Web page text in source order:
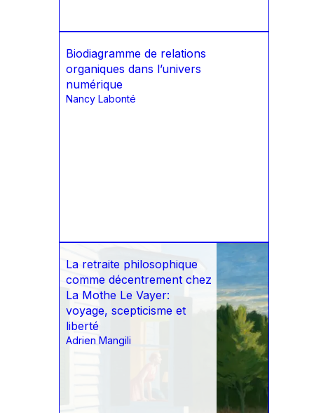
Biodiagramme de relations
organiques dans l’univers
numérique
Nancy Labonté
La retraite philosophique
comme décentrement chez
La Mothe Le Vayer:
voyage, scepticisme et
liberté
Adrien Mangili